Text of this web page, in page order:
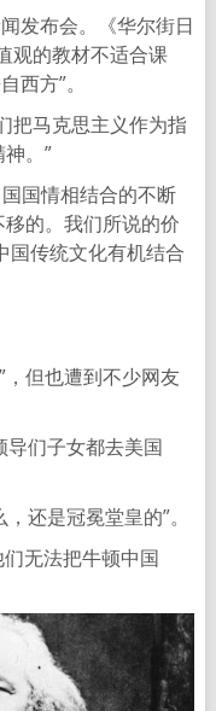
发布会。《华尔街日
观的教材不适合课
西方”。
把马克思主义作为指
。”
国情相结合的不断
的。我们所说的价
国传统文化有机结合
，但也遭到不少网友
导们子女都去美国
还是冠冕堂皇的”。
无法把牛顿中国